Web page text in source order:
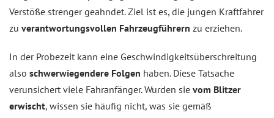
Verstöße strenger geahndet. Ziel ist es, die jungen Kraftfahrer
zu verantwortungsvollen Fahrzeugführern zu erziehen.
In der Probezeit kann eine Geschwindigkeitsüberschreitung
also schwerwiegendere Folgen haben. Diese Tatsache
verunsichert viele Fahranfänger. Wurden sie vom Blitzer
erwischt, wissen sie häufig nicht, was sie gemäß